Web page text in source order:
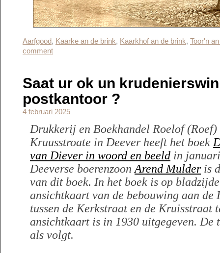
Aarfgood, Kaarke an de brink, Kaarkhof an de brink, Toor'n
comment
Saat ur ok un
postkantoor ?
4 februari 2025
Drukkerij en Boekhandel Roelof
Kruusstroate in Deever heeft het boek
van Diever in woord en beeld in
Deeverse boerenzoon Arend Mulderis
van dit boek. In het boek is op
ansichtkaart van de bebouwing aan de
tussen de Kerkstraat en de Kruisstraat
ansichtkaart is in 1930 uitgegeven. De
als volgt.